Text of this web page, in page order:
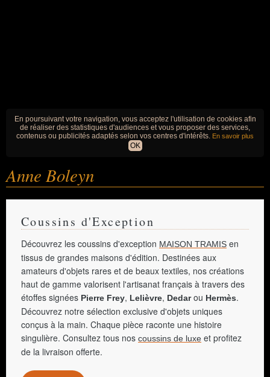
En poursuivant votre navigation, vous acceptez l'utilisation de cookies afin
de réaliser des statistiques d'audiences et vous proposer des services,
contenus ou publicités adaptés selon vos centres d'intérêts. En savoir plus
OK
Anne Boleyn
Coussins d'Exception
Découvrez les coussins d'exception MAISON TRAMIS en
tissus de grandes maisons d'édition. Destinées aux
amateurs d'objets rares et de beaux textiles, nos créations
haut de gamme valorisent l'artisanat français à travers des
étoffes signées Pierre Frey, Lelièvre, Dedarou Hermès.
Découvrez notre sélection exclusive d'objets uniques
conçus à la main. Chaque pièce raconte une histoire
singulière. Consultez tous nos coussins de luxe et profitez
de la livraison offerte.